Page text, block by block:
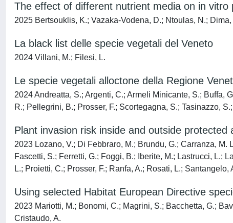
The effect of different nutrient media on in
2025 Bertsouklis, K.; Vazaka-Vodena, D.; Ntoulas, N.;
La black list delle specie vegetali del Veneto
2024 Villani, M.; Filesi, L.
Le specie vegetali alloctone della Regione
2024 Andreatta, S.; Argenti, C.; Armeli Minicante, S.; Buffa,
R.; Pellegrini, B.; Prosser, F.; Scortegagna, S.; Tasinazzo,
Plant invasion risk inside and outside
2023 Lozano, V.; Di Febbraro, M.; Brundu, G.; Carranza,
Fascetti, S.; Ferretti, G.; Foggi, B.; Iberite, M.; Lastrucci, L.;
L.; Proietti, C.; Prosser, F.; Ranfa, A.; Rosati, L.;
Using selected Habitat European Directive
2023 Mariotti, M.; Bonomi, C.; Magrini, S.; Bacchetta, G.;
Cristaudo, A.